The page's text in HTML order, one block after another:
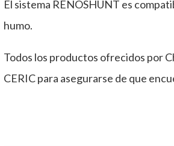
El sistema RENOSHUNT es
humo.
Todos los productos ofrecidos por
CERIC para asegurarse de que